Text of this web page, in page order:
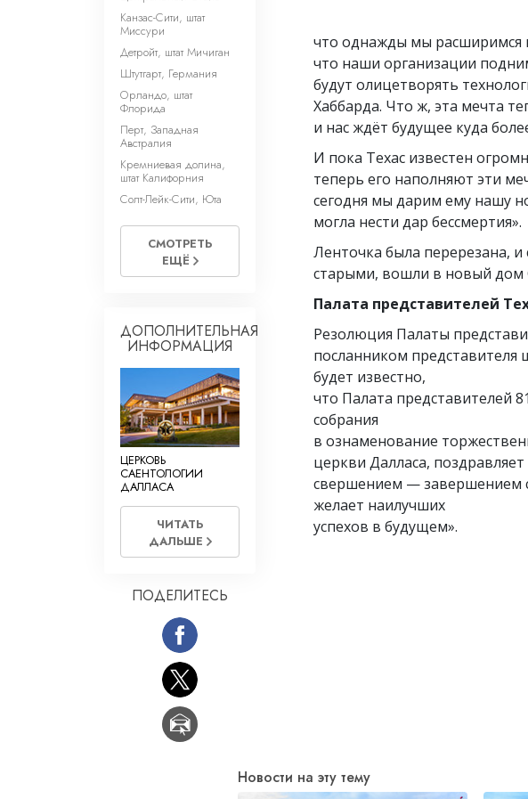
что однажды мы расширимся
что наши организации
будут олицетворять
Хаббарда. Что ж, эта мечта
и нас ждёт будущее куда
И пока Техас известен
теперь его наполняют эти
сегодня мы дарим ему нашу
могла нести дар бессмертия».
Ленточка была перерезана,
старыми, вошли в новый дом
Палата представителей
Резолюция Палаты
посланником
будет известно,
что Палата представителей
собрания
в ознаменование
церкви Далласа,
свершением — завершением
желает наилучших
успехов в будущем».
Канзас-Сити, штат
Миссури
Детройт, штат Мичиган
Штутгарт, Германия
Орландо, штат
Флорида
Перт, Западная
Австралия
Кремниевая долина,
штат Калифорния
Солт-Лейк-Cити, Юта
СМОТРЕТЬ
ЕЩЁ
ДОПОЛНИТЕЛЬНАЯ
ИНФОРМАЦИЯ
ЦЕРКОВЬ
САЕНТОЛОГИИ
ДАЛЛАСА
ЧИТАТЬ
ДАЛЬШЕ
ПОДЕЛИТЕСЬ
Новости на эту тему